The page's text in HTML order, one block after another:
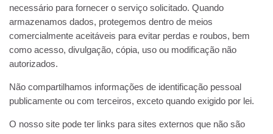
necessário para fornecer o serviço solicitado. Quando
armazenamos dados, protegemos dentro de meios
comercialmente aceitáveis ​​para evitar perdas e roubos, bem
como acesso, divulgação, cópia, uso ou modificação não
autorizados.
Não compartilhamos informações de identificação pessoal
publicamente ou com terceiros, exceto quando exigido por lei.
O nosso site pode ter links para sites externos que não são